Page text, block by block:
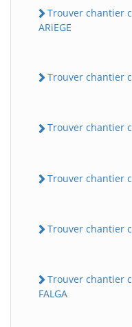
Trouver chantier
ARiEGE
Trouver chantier
Trouver chantier
Trouver chantier
Trouver chantier
Trouver chantier
FALGA